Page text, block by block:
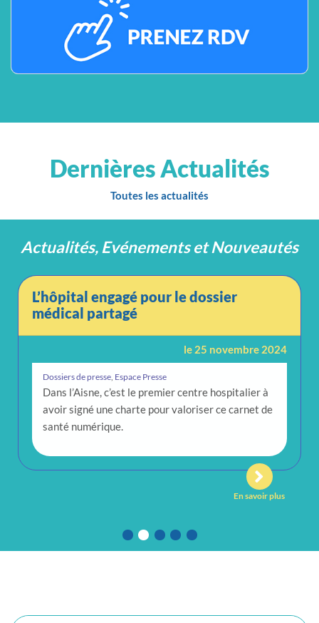
Dernières Actualités
Toutes les actualités
Actualités, Evénements et Nouveautés
L’hôpital engagé pour le dossier
médical partagé
le 25 novembre 2024
Dossiers de presse, Espace Presse
Dans l’Aisne, c’est le premier centre hospitalier à
avoir signé une charte pour valoriser ce carnet de
santé numérique.
En savoir plus